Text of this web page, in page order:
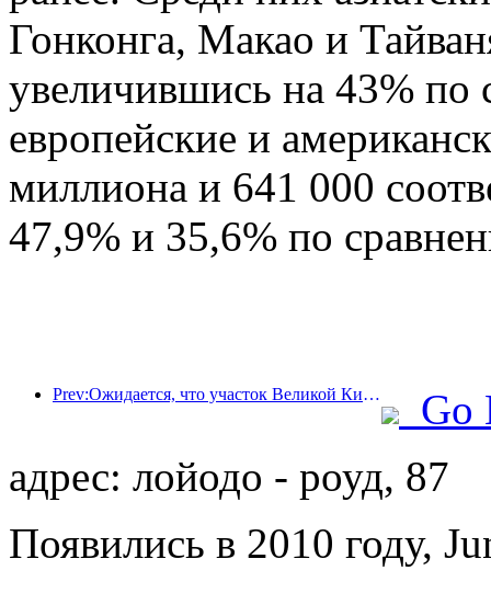
Гонконга, Макао и
увеличившись на 43%
европейские и
миллиона и 641 000
47,9% и 35,6% по
Prev:Ожидается, что участок Великой Китайской стены Цзянцзюньгуань в районе Пингу города Пекина будет открыт для публики уже к концу 2026 года.
Go
адрес: лойодо - роуд, 87
Появились в 2010 году,